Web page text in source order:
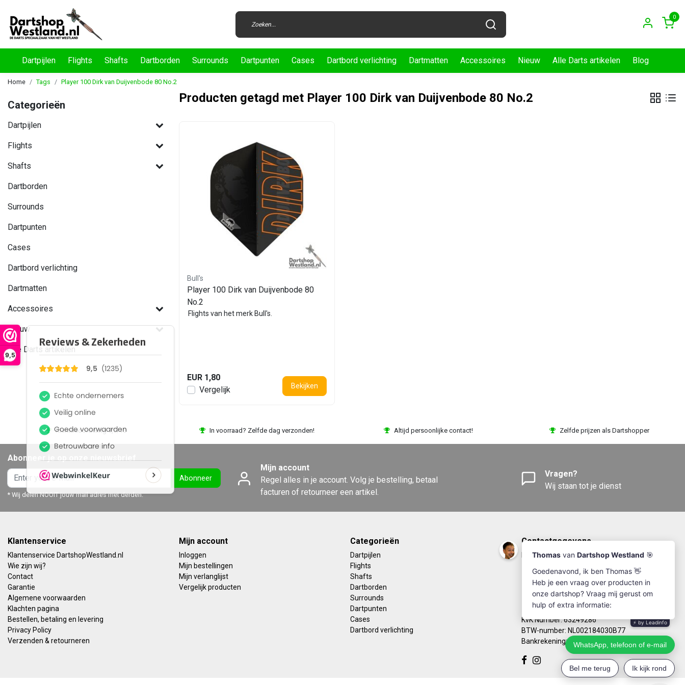
9,5
0
Dartpijlen Flights Shafts Dartborden Surrounds Dartpunten Cases Dartbord verlichting Dartmatten Accessoires Nieuw Alle Darts artikelen Blog
Home Tags Player 100 Dirk van Duijvenbode 80 No.2
Categorieën
Dartpijlen
Flights
Shafts
Dartborden
Surrounds
Dartpunten
Cases
Dartbord verlichting
Dartmatten
Accessoires
Nieuw
Alle Darts artikelen
Producten getagd met Player 100 Dirk van Duijvenbode 80 No.2
Bull's
Player 100 Dirk van Duijvenbode 80
No.2
Flights van het merk Bull's.
EUR 1,80
Vergelijk
Bekijken
Klantbeoordeling 9,5/10 In voorraad? Zelfde dag verzonden! Altijd persoonlijke contact! Zelfde prijzen als Dartshopper
Abonneer je op onze nieuwsbrief
Abonneer
* Wij delen NOOIT jouw mail adres met derden.
Mijn account
Regel alles in je account. Volg je bestelling, betaal
facturen of retourneer een artikel.
Vragen?
Wij staan tot je dienst
Klantenservice
Klantenservice DartshopWestland.nl
Wie zijn wij?
Contact
Garantie
Algemene voorwaarden
Klachten pagina
Bestellen, betaling en levering
Privacy Policy
Verzenden & retourneren
Mijn account
Inloggen
Mijn bestellingen
Mijn verlanglijst
Vergelijk producten
Categorieën
Dartpijlen
Flights
Shafts
Dartborden
Surrounds
Dartpunten
Cases
Dartbord verlichting
Contactgegevens
DartshopWestland.nl
info@dartshopwestland.nl
Kleine Woerdlaan 19
2671 CA - Naaldwijk
KvK Number: 63249286
BTW-number: NL002184030B77
Bankrekening: NL67RABO0125923279